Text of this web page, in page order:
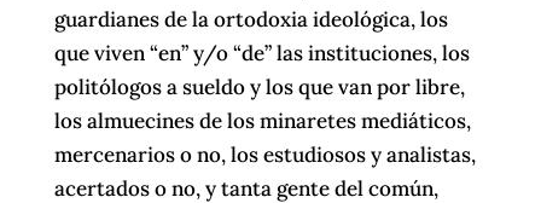
guardianes de la ortodoxia ideológica, los
que viven “en” y/o “de” las instituciones, los
politólogos a sueldo y los que van por libre,
los almuecines de los minaretes mediáticos,
mercenarios o no, los estudiosos y analistas,
acertados o no, y tanta gente del común,